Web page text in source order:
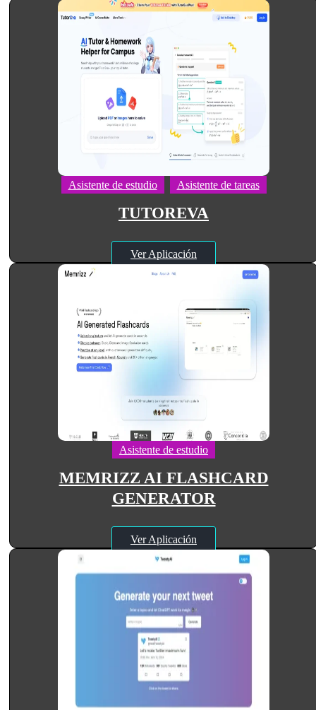
Asistente de estudio Asistente de tareas
TUTOREVA
Ver Aplicación
Asistente de estudio
MEMRIZZ AI FLASHCARD
GENERATOR
Ver Aplicación